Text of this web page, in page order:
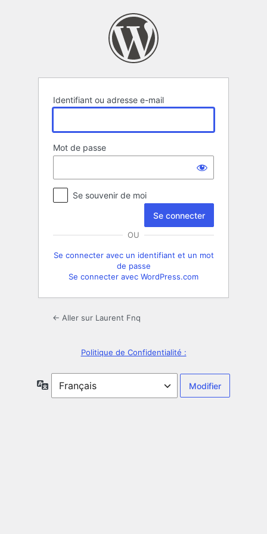
Identifiant ou adresse e-mail
Mot de passe
Se souvenir de moi
OU
Se connecter avec un identifiant et un mot
de passe
Se connecter avec WordPress.com
← Aller sur Laurent Fnq
Politique de Confidentialité :
Langue